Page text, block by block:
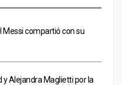
Messi compartió con su
y Alejandra Maglietti por la